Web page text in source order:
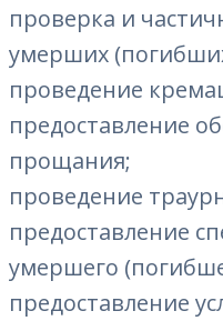
проверка и
умерших
проведение
предоставление
прощания;
проведение
предоставление
умершего
предоставление